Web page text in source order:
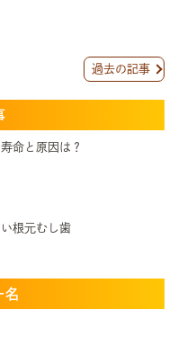
過去の記事
命と原因は？
根元むし歯
名